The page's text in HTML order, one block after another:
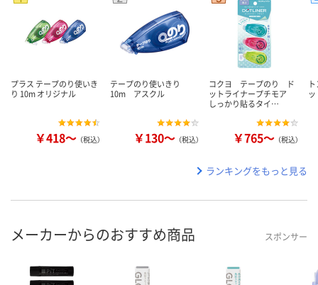
プラス テープのり使いき
り 10m オリジナル
￥418～ （税込）
テープのり使いきり
10m アスクル
￥130～ （税込）
コクヨ テープのり ド
ットライナープチモア
しっかり貼るタイ…
￥765～ （税込）
ランキングをもっと見る
メーカーからのおすすめ商品 スポンサー